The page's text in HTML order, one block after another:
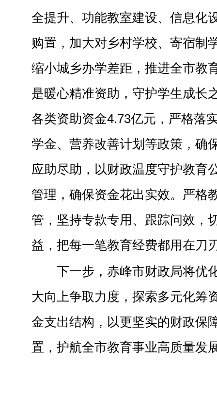
全提升、功能教室建设、信息化
购置，加大对乡村学校、寄宿制
缩小城乡办学差距，推进全市教
是暖心精准资助，守护学生成长
各类资助资金4.73亿元，严格落
学金、营养改善计划等政策，确
应助尽助，以财政温度守护教育
管理，确保资金花出实效。严格
管，坚持专款专用、跟踪问效，
益，把每一笔教育经费都用在刀
下一步，赤峰市财政局将优
大向上争取力度，探索多元化筹
金支出结构，以更坚实的财政保
置，护航全市教育事业高质量发